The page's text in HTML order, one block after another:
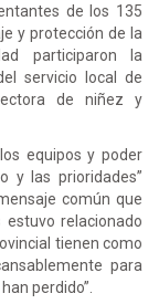
de los 135
y protección de la
participaron la
servicio local de
de niñez y
equipos y poder
y las prioridades”
común que
relacionado
tienen como
para
perdido”.